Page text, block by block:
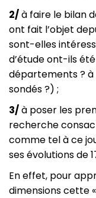
2/à faire le bilan
ont fait l’objet
sont-elles
d’étude ont-ils
départements ? à
sondés ?) ;
3/à poser les
recherche
comme tel à ce
ses évolutions de
En effet, pour
dimensions cette